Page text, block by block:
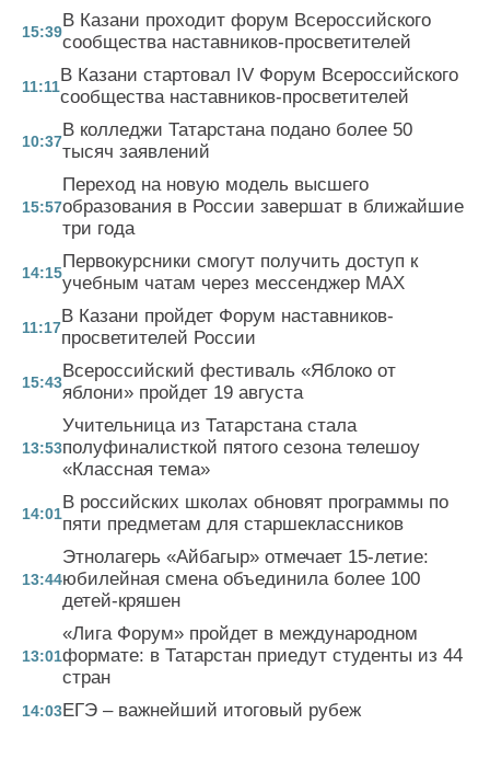
15:39
В Казани проходит форум Всероссийского
сообщества наставников-просветителей
11:11
В Казани стартовал IV Форум Всероссийского
сообщества наставников-просветителей
10:37
В колледжи Татарстана подано более 50
тысяч заявлений
15:57
Переход на новую модель высшего
образования в России завершат в ближайшие
три года
14:15
Первокурсники смогут получить доступ к
учебным чатам через мессенджер MAX
11:17
В Казани пройдет Форум наставников-
просветителей России
15:43
Всероссийский фестиваль «Яблоко от
яблони» пройдет 19 августа
13:53
Учительница из Татарстана стала
полуфиналисткой пятого сезона телешоу
«Классная тема»
14:01
В российских школах обновят программы по
пяти предметам для старшеклассников
13:44
Этнолагерь «Айбагыр» отмечает 15-летие:
юбилейная смена объединила более 100
детей-кряшен
13:01
«Лига Форум» пройдет в международном
формате: в Татарстан приедут студенты из 44
стран
14:03ЕГЭ – важнейший итоговый рубеж